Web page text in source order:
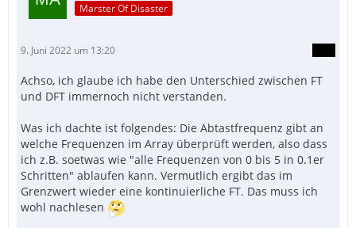
Marster Of Disaster
9. Juni 2022 um 13:20
Achso, ich glaube ich habe den Unterschied zwischen FT
und DFT immernoch nicht verstanden.
Was ich dachte ist folgendes: Die Abtastfrequenz gibt an
welche Frequenzen im Array überprüft werden, also dass
ich z.B. soetwas wie "alle Frequenzen von 0 bis 5 in 0.1er
Schritten" ablaufen kann. Vermutlich ergibt das im
Grenzwert wieder eine kontinuierliche FT. Das muss ich
wohl nachlesen